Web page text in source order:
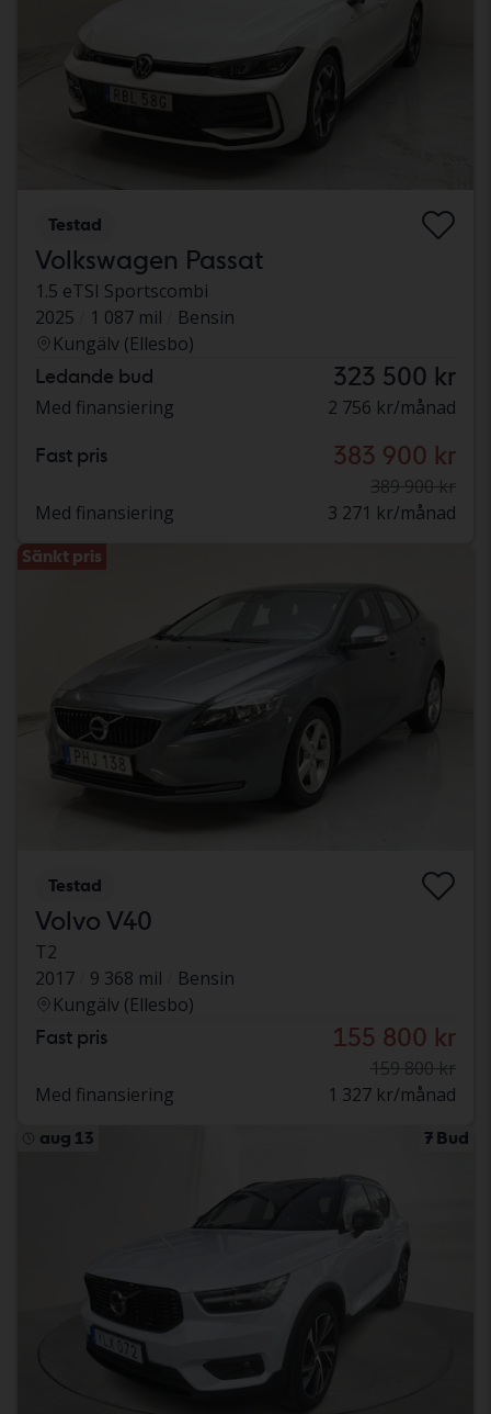
Testad
Volkswagen Passat
1.5 eTSI Sportscombi
2025
1 087 mil
Bensin
Kungälv (Ellesbo)
Ledande bud 323 500 kr
Med finansiering 2 756 kr/månad
Fast pris 383 900 kr
389 900 kr
Med finansiering
3 271 kr/månad
Sänkt pris
Testad
Volvo V40
T2
2017
9 368 mil
Bensin
Kungälv (Ellesbo)
Fast pris 155 800 kr
159 800 kr
Med finansiering
1 327 kr/månad
aug 13 7 Bud